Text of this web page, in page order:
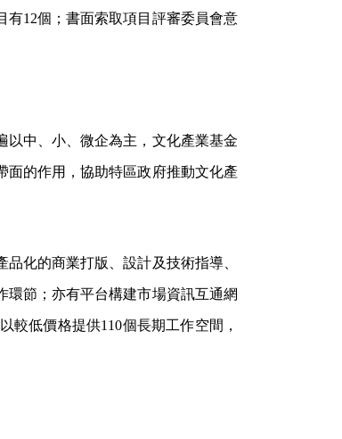
有12個；書面索取項目評審委員會意
以中、小、微企為主，文化產業基金
面的作用，協助特區政府推動文化產
化的商業打版、設計及技術指導、
節；亦有平台構建市場資訊互通網
低價格提供110個長期工作空間，